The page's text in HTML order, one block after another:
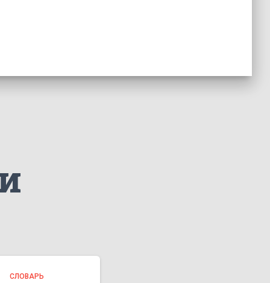
СЛОВАРЬ